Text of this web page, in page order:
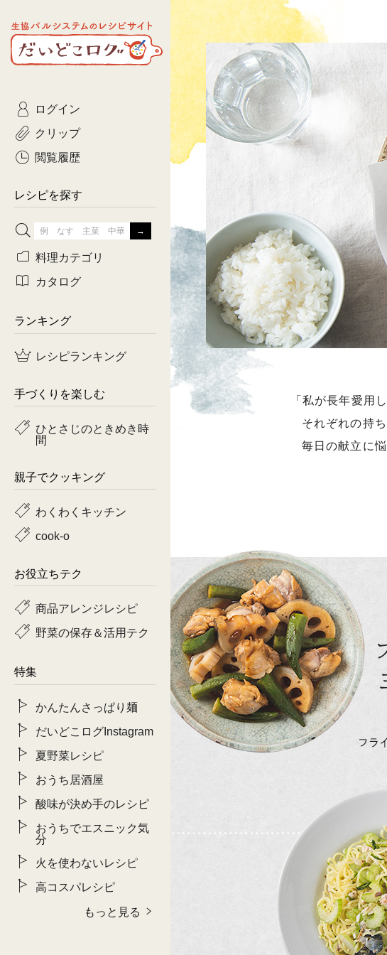
生協パルシステムのレシピ
サイト
だいどこログ
「私が長年愛用
それぞれの持
毎日の献立に
ログイン
クリップ
閲覧履歴
レシピを探す
ひとさじのときめき
農家生まれの野菜レ
おきらくだ 1
3日分ごはんセット（2
3日分ごはんセット（3
つくりおき肉魚菜菜セ
がんばらない平日ご
有賀薫さんのスープ 飛
牛肉
鶏肉
ピーマン
料理カテゴリ
主菜
サラダ・あえもの
常備菜・作りおき
おつまみ お
カタログ
コトコト
Kinari
yumyumいっしょごはん
探す
ランキング
レシピランキング
手づくりを楽しむ
ひとさじのときめき時
間
親子でクッキング
わくわくキッチン
cook-o
お役立ちテク
商品アレンジレシピ
野菜の保存＆活用テク
特集
かんたんさっぱり麺
だいどこログInstagram
夏野菜レシピ
おうち居酒屋
酸味が決め手のレシピ
おうちでエスニック気
分
火を使わないレシピ
高コスパレシピ
もっと見る